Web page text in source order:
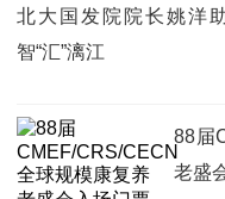
北大国发院院长姚洋
智“汇”漓江
88届
老盛